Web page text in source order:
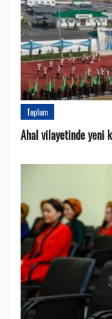
Toplum
Ahal vilayetinde yeni